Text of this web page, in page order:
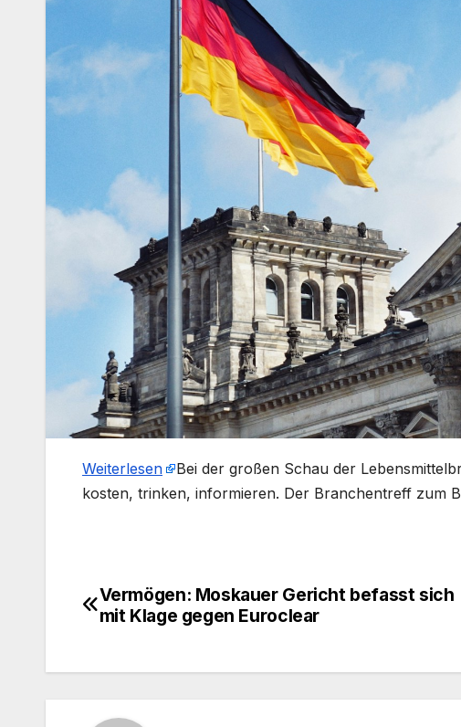
Weiterlesen
​Bei der großen Schau der
kosten, trinken, informieren. Der Branchentreff zum
Beitragsnavigation
Vermögen: Moskauer Gericht befasst sich
mit Klage gegen Euroclear